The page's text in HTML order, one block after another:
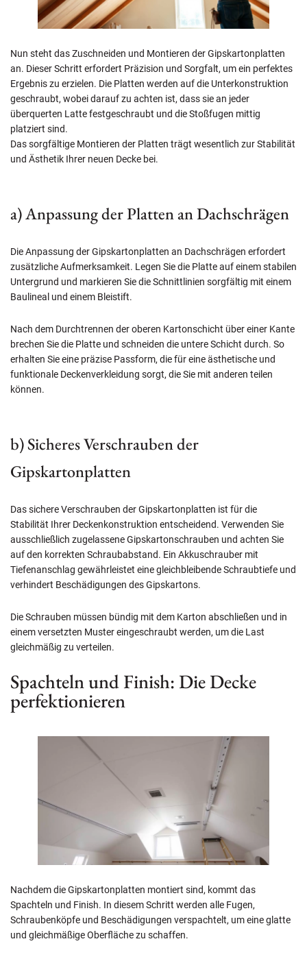
Nun steht das Zuschneiden und Montieren der Gipskartonplatten
an. Dieser Schritt erfordert Präzision und Sorgfalt, um ein perfektes
Ergebnis zu erzielen. Die Platten werden auf die Unterkonstruktion
geschraubt, wobei darauf zu achten ist, dass sie an jeder
überquerten Latte festgeschraubt und die Stoßfugen mittig
platziert sind.
Das sorgfältige Montieren der Platten trägt wesentlich zur Stabilität
und Ästhetik Ihrer neuen Decke bei.
a) Anpassung der Platten an Dachschrägen
Die Anpassung der Gipskartonplatten an Dachschrägen erfordert
zusätzliche Aufmerksamkeit. Legen Sie die Platte auf einem stabilen
Untergrund und markieren Sie die Schnittlinien sorgfältig mit einem
Baulineal und einem Bleistift.
Nach dem Durchtrennen der oberen Kartonschicht über einer Kante
brechen Sie die Platte und schneiden die untere Schicht durch. So
erhalten Sie eine präzise Passform, die für eine ästhetische und
funktionale Deckenverkleidung sorgt, die Sie mit anderen teilen
können.
b) Sicheres Verschrauben der
Gipskartonplatten
Das sichere Verschrauben der Gipskartonplatten ist für die
Stabilität Ihrer Deckenkonstruktion entscheidend. Verwenden Sie
ausschließlich zugelassene Gipskartonschrauben und achten Sie
auf den korrekten Schraubabstand. Ein Akkuschrauber mit
Tiefenanschlag gewährleistet eine gleichbleibende Schraubtiefe und
verhindert Beschädigungen des Gipskartons.
Die Schrauben müssen bündig mit dem Karton abschließen und in
einem versetzten Muster eingeschraubt werden, um die Last
gleichmäßig zu verteilen.
Spachteln und Finish: Die Decke
perfektionieren
Nachdem die Gipskartonplatten montiert sind, kommt das
Spachteln und Finish. In diesem Schritt werden alle Fugen,
Schraubenköpfe und Beschädigungen verspachtelt, um eine glatte
und gleichmäßige Oberfläche zu schaffen.